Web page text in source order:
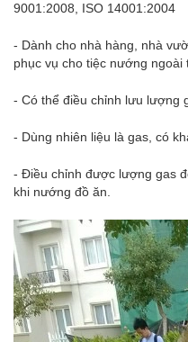
9001:2008, ISO 14001:2004
- Dành cho nhà hàng, nhà
phục vụ cho tiệc nướng ngoài
- Có thể điều chỉnh lưu lượng
- Dùng nhiên liệu là gas, có
- Điều chỉnh được lượng gas
khi nướng đồ ăn.